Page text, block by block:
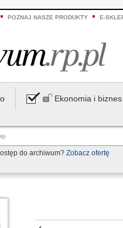
POZNAJ NASZE PRODUKTY E-
Ekonomia i biznes
do archiwum? Zobacz ofertę